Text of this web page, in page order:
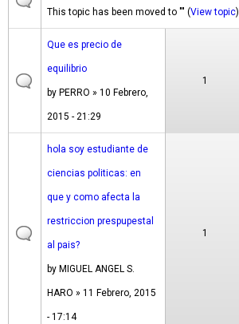
This topic has been moved to "" (View topic)
Que es precio de
equilibrio
by PERRO » 10 Febrero,
2015 - 21:29
1
hola soy estudiante de
ciencias politicas: en
que y como afecta la
restriccion prespupestal
al pais?
by MIGUEL ANGEL S.
HARO » 11 Febrero, 2015
- 17:14
1